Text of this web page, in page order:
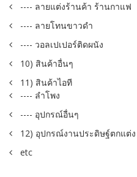
---- ลายแต่งร้านค้า ร้านกาแฟ
---- ลายโทนขาวดำ
---- วอลเปเปอร์ติดผนัง
10) สินค้าอื่นๆ
11) สินค้าไอที
---- ลำโพง
---- อุปกรณ์อื่นๆ
12) อุปกรณ์งานประดิษฐ์ตกแต่
etc